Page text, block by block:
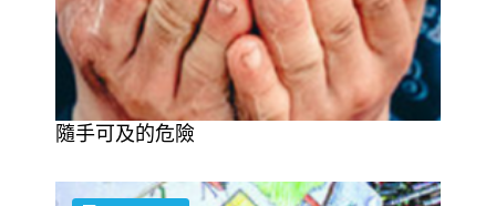
隨手可及的危險